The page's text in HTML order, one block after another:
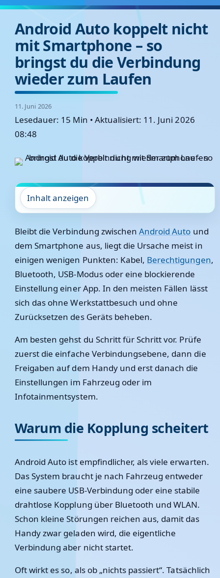
Android Auto koppelt nicht
mit Smartphone – so
bringst du die Verbindung
wieder zum Laufen
11. Juni 2026
Lesedauer: 15 Min • Aktualisiert: 11. Juni 2026
08:48
Inhalt anzeigen
Bleibt die Verbindung zwischenAndroid Auto und
dem Smartphone aus, liegt die Ursache meist in
einigen wenigen Punkten: Kabel, Berechtigungen,
Bluetooth, USB-Modus oder eine blockierende
Einstellung einer App. In den meisten Fällen lässt
sich das ohne Werkstattbesuch und ohne
Zurücksetzen des Geräts beheben.
Am besten gehst du Schritt für Schritt vor. Prüfe
zuerst die einfache Verbindungsebene, dann die
Freigaben auf dem Handy und erst danach die
Einstellungen im Fahrzeug oder im
Infotainmentsystem.
Warum die Kopplung scheitert
Android Auto ist empfindlicher, als viele erwarten.
Das System braucht je nach Fahrzeug entweder
eine saubere USB-Verbindung oder eine stabile
drahtlose Kopplung über Bluetooth und WLAN.
Schon kleine Störungen reichen aus, damit das
Handy zwar geladen wird, die eigentliche
Verbindung aber nicht startet.
Oft wirkt es so, als ob „nichts passiert“. Tatsächlich